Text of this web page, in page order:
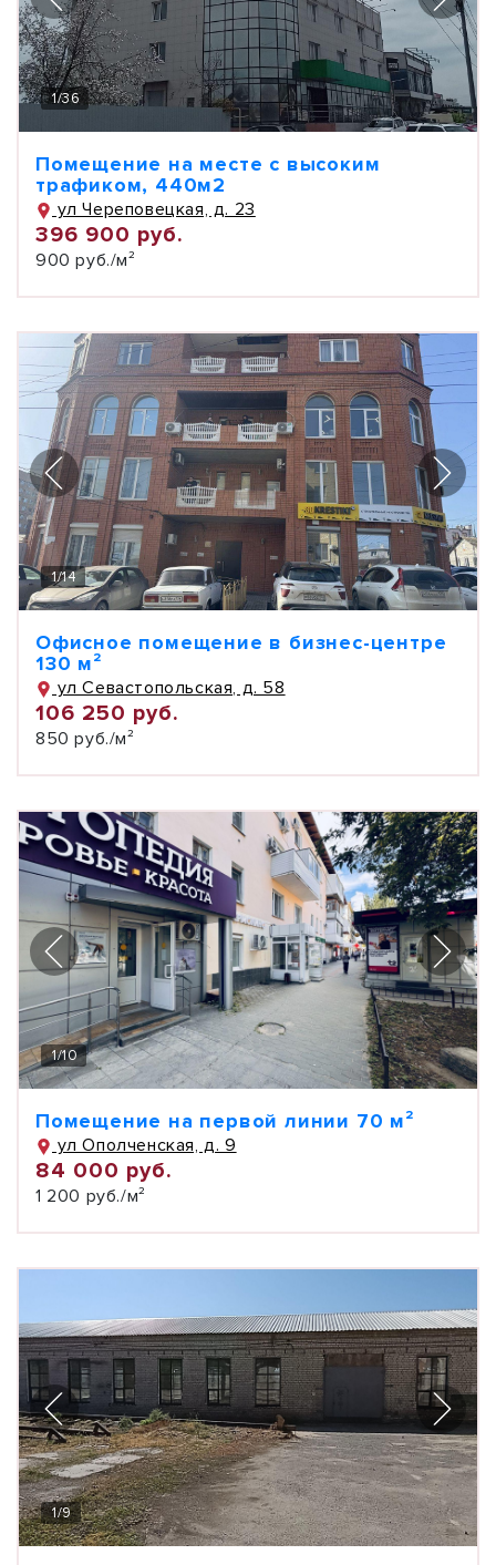
1/36
Помещение на месте с высоким
трафиком, 440м2
ул Череповецкая, д. 23
396 900 руб.
900 руб./м²
1/14
Офисное помещение в бизнес-центре
130 м²
ул Севастопольская, д. 58
106 250 руб.
850 руб./м²
1/10
Помещение на первой линии 70 м²
ул Ополченская, д. 9
84 000 руб.
1 200 руб./м²
1/9